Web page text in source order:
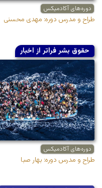
دوره‌های آکادمیکس
طراح و مدرس دوره:‌ مهدی محسنی
حقوق بشر فراتر از اخبار
دوره‌های آکادمیکس
طراح و مدرس دوره: بهار صبا